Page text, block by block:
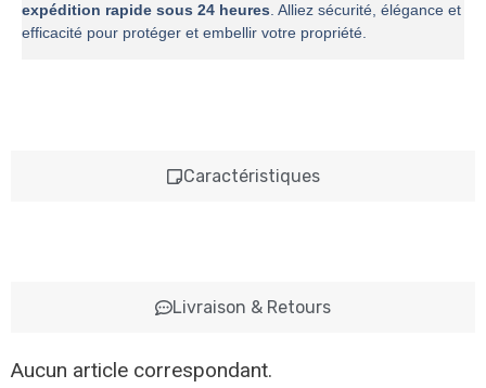
Caractéristiques
Livraison & Retours
expédition rapide sous 24 heures. Alliez sécurité, élégance et
efficacité pour protéger et embellir votre propriété.
Aucun article correspondant.